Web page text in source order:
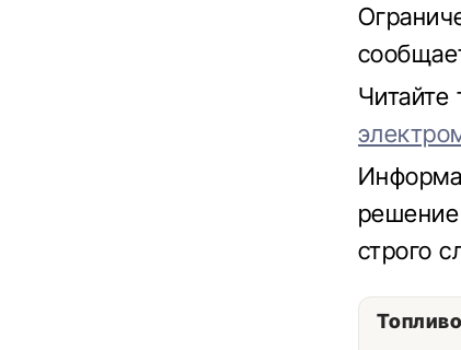
Читайте
решение
строго
Топливо